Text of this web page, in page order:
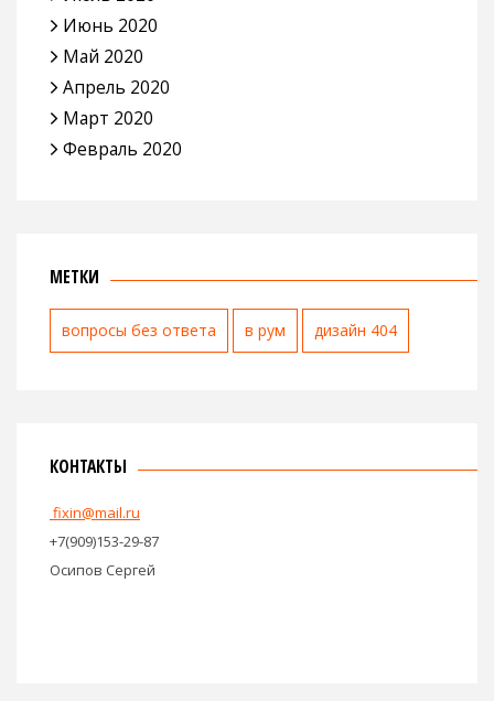
Июнь 2020
Май 2020
Апрель 2020
Март 2020
Февраль 2020
МЕТКИ
вопросы без ответа в рум дизайн 404
КОНТАКТЫ
fixin@mail.ru
+7(909)153-29-87
Осипов Сергей